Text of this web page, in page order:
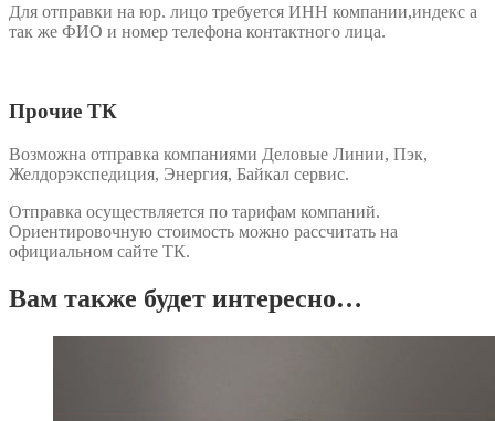
Для отправки на юр. лицо требуется ИНН компании,индекс а
так же ФИО и номер телефона контактного лица.
Прочие ТК
Возможна отправка компаниями Деловые Линии, Пэк,
Желдорэкспедиция, Энергия, Байкал сервис.
Отправка осуществляется по тарифам компаний.
Ориентировочную стоимость можно рассчитать на
официальном сайте ТК.
Вам также будет интересно…